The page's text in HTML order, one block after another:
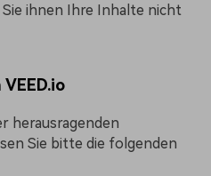
ihnen Ihre Inhalte nicht
herausragenden
Sie bitte die folgenden